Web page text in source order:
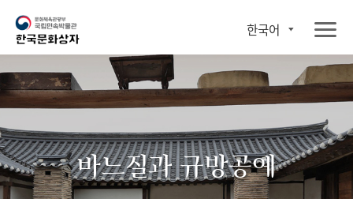
한국어
바느질과 규방공예